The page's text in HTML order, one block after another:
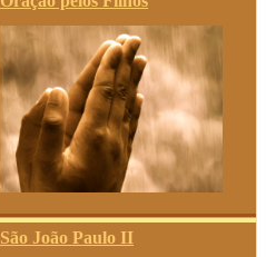
São João Paulo II